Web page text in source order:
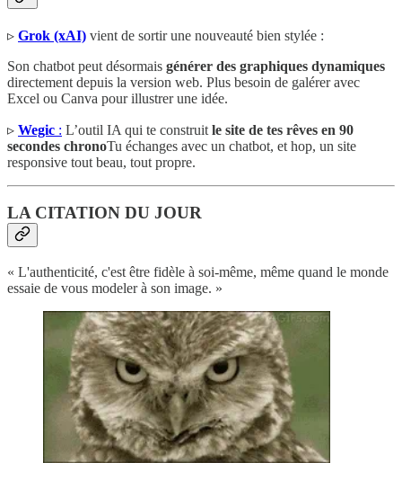
▹ Grok (xAI) vient de sortir une nouveauté bien stylée :
Son chatbot peut désormais générer des graphiques dynamiques
directement depuis la version web. Plus besoin de galérer avec
Excel ou Canva pour illustrer une idée.
▹ Wegic : L’outil IA qui te construit le site de tes rêves en 90
secondes chronoTu échanges avec un chatbot, et hop, un site
responsive tout beau, tout propre.
LA CITATION DU JOUR
« L'authenticité, c'est être fidèle à soi-même, même quand le monde
essaie de vous modeler à son image. »